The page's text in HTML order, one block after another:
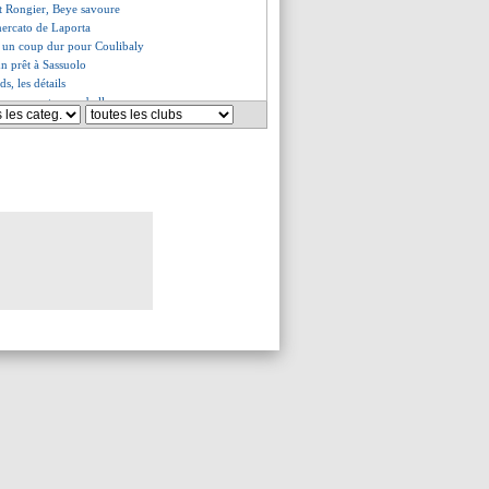
Rongier, Beye savoure
de Laporta
un coup dur pour Coulibaly
prêt à Sassuolo
les détails
rapporter une belle somme
de Vinicius pour prolonger